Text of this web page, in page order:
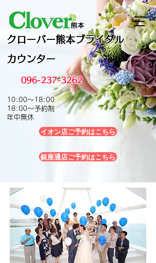
クローバー熊本ブライダル
カウンター
096-237-3262
10:00～18:00
18:00～予約制
年中無休
イオン店ご予約はこちら
銀座通店ご予約はこちら